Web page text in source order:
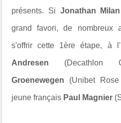
présents. Si Jonathan Milan
grand favori, de nombreux
s'offrir cette 1ère étape, à
Andresen (Decathlon
Groenewegen (Unibet
jeune français Paul Magnier